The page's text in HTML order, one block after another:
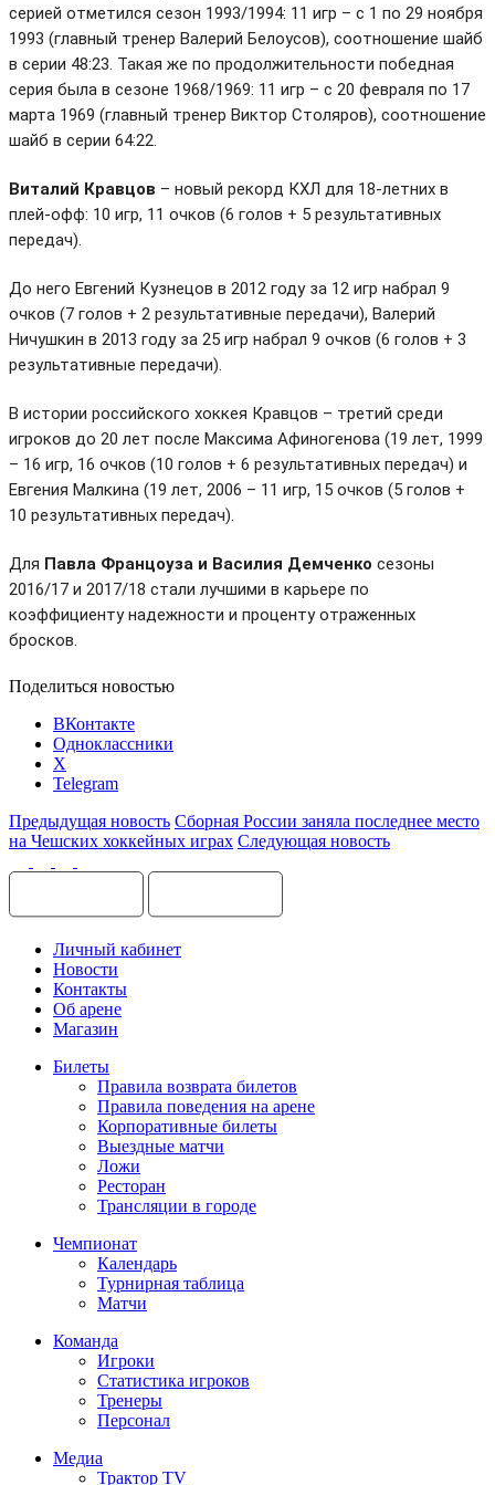
серией отметился сезон 1993/1994: 11 игр – с 1 по 29 ноября
1993 (главный тренер Валерий Белоусов), соотношение шайб
в серии 48:23. Такая же по продолжительности победная
серия была в сезоне 1968/1969: 11 игр – с 20 февраля по 17
марта 1969 (главный тренер Виктор Столяров), соотношение
шайб в серии 64:22.
Виталий Кравцов – новый рекорд КХЛ для 18-летних в
плей-офф: 10 игр, 11 очков (6 голов + 5 результативных
передач).
До него Евгений Кузнецов в 2012 году за 12 игр набрал 9
очков (7 голов + 2 результативные передачи), Валерий
Ничушкин в 2013 году за 25 игр набрал 9 очков (6 голов + 3
результативные передачи).
В истории российского хоккея Кравцов – третий среди
игроков до 20 лет после Максима Афиногенова (19 лет, 1999
– 16 игр, 16 очков (10 голов + 6 результативных передач) и
Евгения Малкина (19 лет, 2006 – 11 игр, 15 очков (5 голов +
10 результативных передач).
Для Павла Францоуза и Василия Демченко сезоны
2016/17 и 2017/18 стали лучшими в карьере по
коэффициенту надежности и проценту отраженных
бросков.
Поделиться новостью
ВКонтакте
Одноклассники
X
Telegram
Предыдущая новость Сборная России заняла последнее место
на Чешских хоккейных играх Следующая новость
Личный кабинет
Новости
Контакты
Об арене
Магазин
Билеты
Правила возврата билетов
Правила поведения на арене
Корпоративные билеты
Выездные матчи
Ложи
Ресторан
Трансляции в городе
Чемпионат
Календарь
Турнирная таблица
Матчи
Команда
Игроки
Статистика игроков
Тренеры
Персонал
Медиа
Трактор TV